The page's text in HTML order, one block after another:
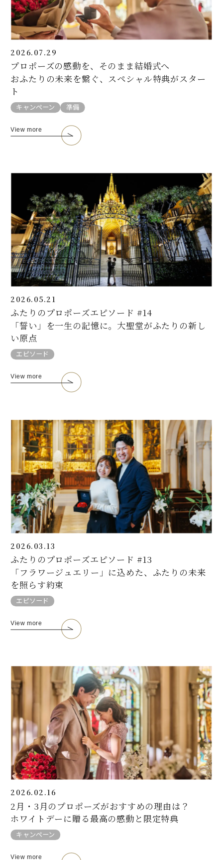
2026.07.29
プロポーズの感動を、そのまま結婚式へ
おふたりの未来を繋ぐ、スペシャル特典がスター
ト
キャンペーン 準備
View more
2026.05.21
ふたりのプロポーズエピソード #14
「誓い」を一生の記憶に。大聖堂がふたりの新し
い原点
エピソード
View more
2026.03.13
ふたりのプロポーズエピソード #13
「フラワージュエリー」に込めた、ふたりの未来
を照らす約束
エピソード
View more
2026.02.16
2月・3月のプロポーズがおすすめの理由は？
ホワイトデーに贈る最高の感動と限定特典
キャンペーン
View more